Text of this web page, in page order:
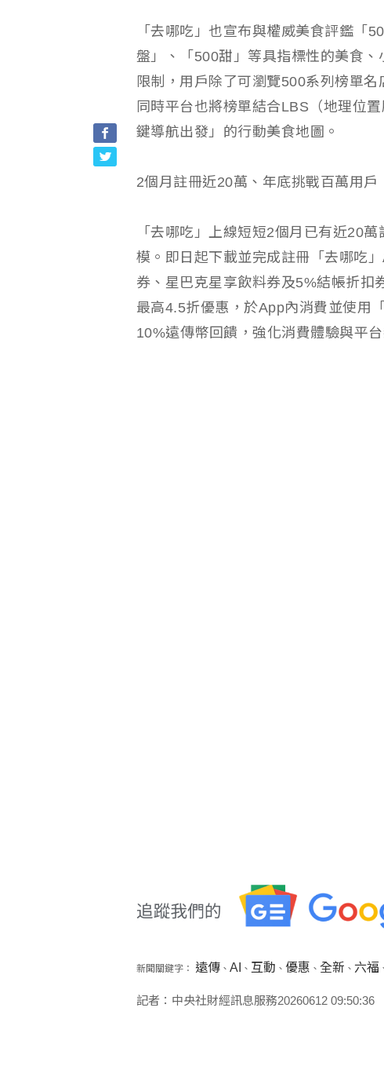
「去哪吃」也宣布與權威美食評鑑「
盤」、「500甜」等具指標性的美食
限制，用戶除了可瀏覽500系列榜單
同時平台也將榜單結合LBS（地理位
鍵導航出發」的行動美食地圖。
2個月註冊近20萬、年底挑戰百萬用
「去哪吃」上線短短2個月已有近20
模。即日起下載並完成註冊「去哪吃
券、星巴克星享飲料券及5%結帳折扣
最高4.5折優惠，於App內消費並使用
10%遠傳幣回饋，強化消費體驗與平台
新聞關鍵字： 遠傳、 AI 、 互動 、 優惠 、 全新 、 六福
記者：中央社財經訊息服務20260612 09:50:36